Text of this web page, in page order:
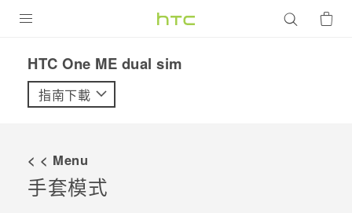
VIVE
配件
HTC One ME dual sim‎
指南下載
< < Menu
手套模式